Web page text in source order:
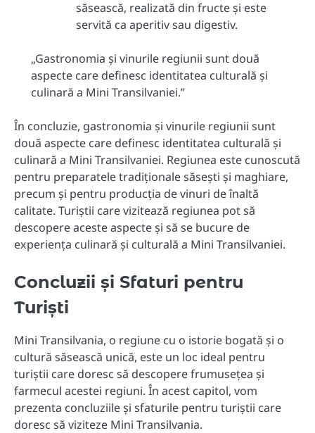
săsească, realizată din fructe și este
servită ca aperitiv sau digestiv.
„Gastronomia și vinurile regiunii sunt două
aspecte care definesc identitatea culturală și
culinară a Mini Transilvaniei.”
În concluzie, gastronomia și vinurile regiunii sunt
două aspecte care definesc identitatea culturală și
culinară a Mini Transilvaniei. Regiunea este cunoscută
pentru preparatele tradiționale săsești și maghiare,
precum și pentru producția de vinuri de înaltă
calitate. Turiștii care vizitează regiunea pot să
descopere aceste aspecte și să se bucure de
experiența culinară și culturală a Mini Transilvaniei.
Concluzii și Sfaturi pentru
Turiști
Mini Transilvania, o regiune cu o istorie bogată și o
cultură săsească unică, este un loc ideal pentru
turiștii care doresc să descopere frumusețea și
farmecul acestei regiuni. În acest capitol, vom
prezenta concluziile și sfaturile pentru turiștii care
doresc să viziteze Mini Transilvania.